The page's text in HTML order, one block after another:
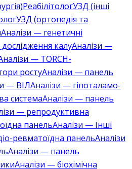
РеабілітологУЗД (інші
УЗД (ортопедія та
Аналізи — генетичні
калуАналізи —
— TORCH-
ростуАналізи — панель
— ВІЛАналізи — гіпоталамо-
системаАналізи — панель
— репродуктивна
панельАналізи — Інші
ревматоїдна панельАналізи
Аналізи — панель
Аналізи — біохімічна